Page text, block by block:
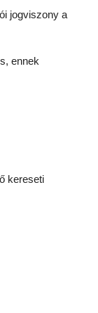
jogviszony a
ennek
kereseti